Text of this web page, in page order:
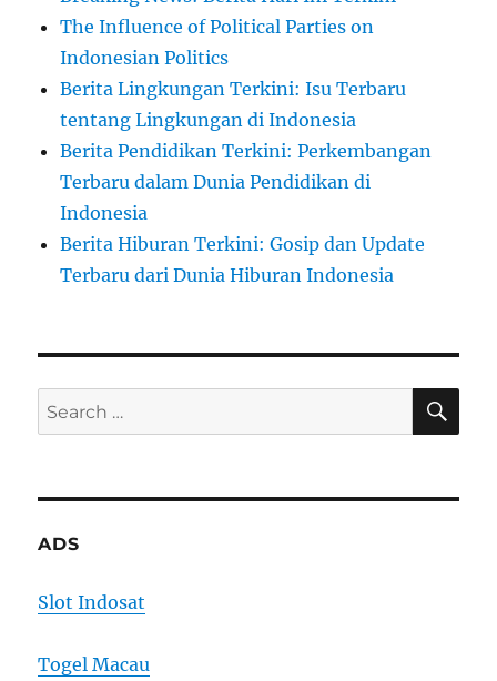
The Influence of Political Parties on
Indonesian Politics
Berita Lingkungan Terkini: Isu Terbaru
tentang Lingkungan di Indonesia
Berita Pendidikan Terkini: Perkembangan
Terbaru dalam Dunia Pendidikan di
Indonesia
Berita Hiburan Terkini: Gosip dan Update
Terbaru dari Dunia Hiburan Indonesia
Search
for:
ADS
Slot Indosat
Togel Macau